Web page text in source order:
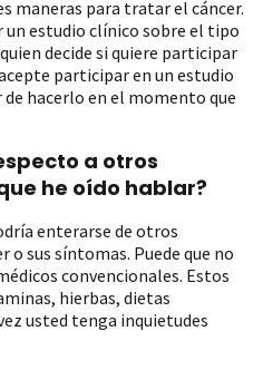
maneras para tratar el cáncer.
un estudio clínico sobre el tipo
decide si quiere participar
participar en un estudio
hacerlo en el momento que
a otros
he oído hablar?
enterarse de otros
sus síntomas. Puede que no
convencionales. Estos
hierbas, dietas
usted tenga inquietudes